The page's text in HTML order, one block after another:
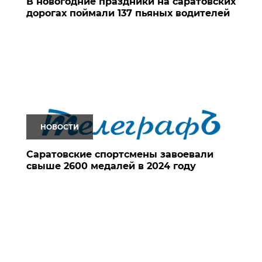
дорогах поймали 137 пьяных водителей
НОВОСТИ
Саратовские спортсмены завоевали
свыше 2600 медалей в 2024 году